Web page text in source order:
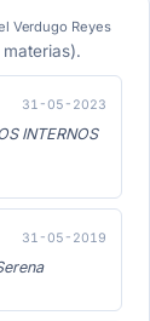
Verdugo Reyes
31-05-2023
INTERNOS
31-05-2019